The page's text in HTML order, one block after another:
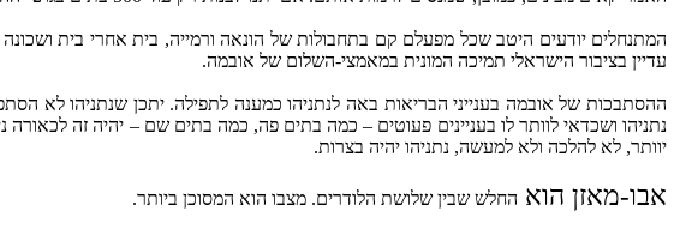
המתנחלים יודעים היטב שכל מפעלם קם בתחבולות של הונאה ורמייה, בית אחרי בית
עדיין בציבור הישראלי תמיכה המונית במאמצי-השלום של אובמה.
ההסתבכות של אובמה בענייני הבריאות באה לנתניהו כמענה לתפילה. יתכן שנתניהו לא
נתניהו ושכדאי לוותר לו בעניינים פעוטים – כמה בתים פה, כמה בתים שם – יהיה זה
יוותר, לא להלכה ולא למעשה, נתניהו יהיה בצרות.
אבו-מאזן הוא החלש שבין שלושת הלודרים. מצבו הוא המסוכן ביותר.